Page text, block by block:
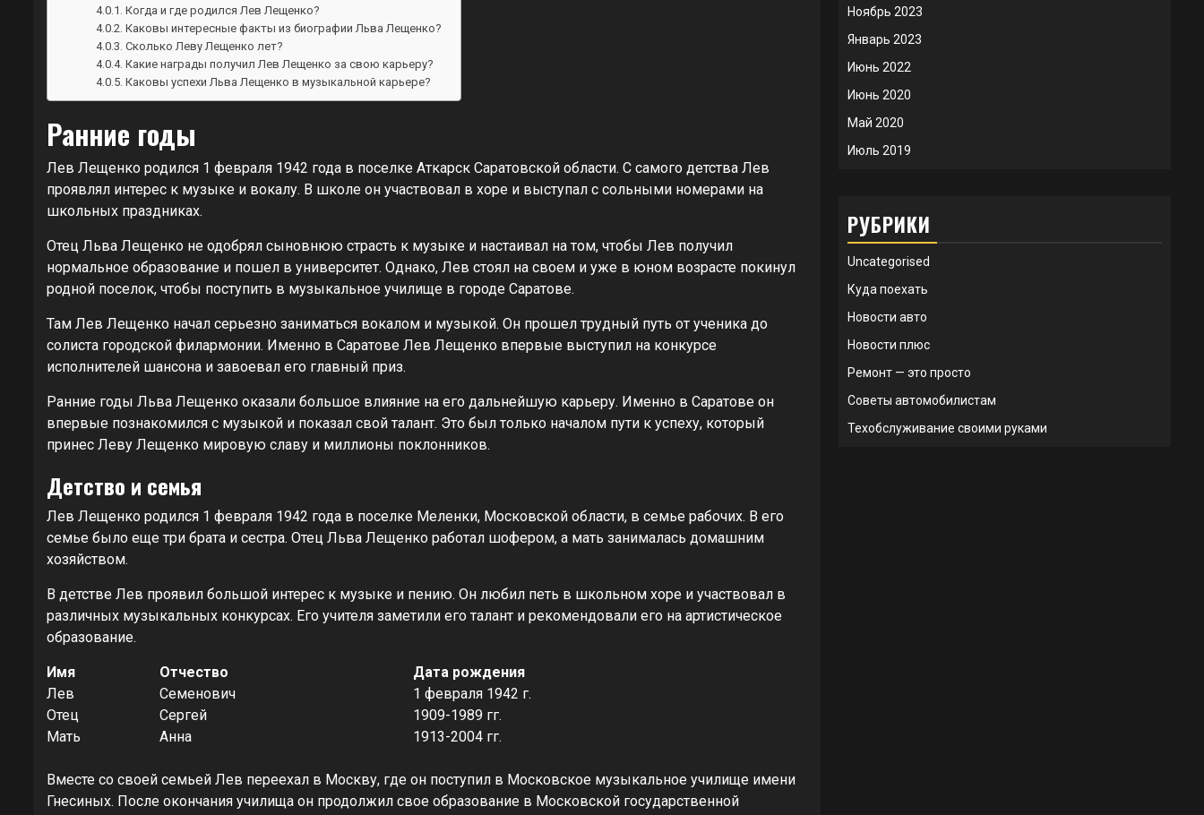
Когда и где родился Лев Лещенко?
Каковы интересные факты из биографии Льва Лещенко?
Сколько Леву Лещенко лет?
Какие награды получил Лев Лещенко за свою карьеру?
Каковы успехи Льва Лещенко в музыкальной карьере?
Ранние годы
Лев Лещенко родился 1 февраля 1942 года в поселке Аткарск Саратовской области. С самого детства Лев
проявлял интерес к музыке и вокалу. В школе он участвовал в хоре и выступал с сольными номерами на
школьных праздниках.
Отец Льва Лещенко не одобрял сыновнюю страсть к музыке и настаивал на том, чтобы Лев получил
нормальное образование и пошел в университет. Однако, Лев стоял на своем и уже в юном возрасте покинул
родной поселок, чтобы поступить в музыкальное училище в городе Саратове.
Там Лев Лещенко начал серьезно заниматься вокалом и музыкой. Он прошел трудный путь от ученика до
солиста городской филармонии. Именно в Саратове Лев Лещенко впервые выступил на конкурсе
исполнителей шансона и завоевал его главный приз.
Ранние годы Льва Лещенко оказали большое влияние на его дальнейшую карьеру. Именно в Саратове он
впервые познакомился с музыкой и показал свой талант. Это был только началом пути к успеху, который
принес Леву Лещенко мировую славу и миллионы поклонников.
Детство и семья
Лев Лещенко родился 1 февраля 1942 года в поселке Меленки, Московской области, в семье рабочих. В его
семье было еще три брата и сестра. Отец Льва Лещенко работал шофером, а мать занималась домашним
хозяйством.
В детстве Лев проявил большой интерес к музыке и пению. Он любил петь в школьном хоре и участвовал в
различных музыкальных конкурсах. Его учителя заметили его талант и рекомендовали его на артистическое
образование.
Имя Отчество
Дата рождения
Лев
Семенович
1 февраля 1942 г.
Отец
Сергей
1909-1989 гг.
Мать
Анна 1913-2004 гг.
Вместе со своей семьей Лев переехал в Москву, где он поступил в Московское музыкальное училище имени
Гнесиных. После окончания училища он продолжил свое образование в Московской государственной
Ноябрь 2023
Январь 2023
Июнь 2022
Июнь 2020
Май 2020
Июль 2019
РУБРИКИ
Uncategorised
Куда поехать
Новости авто
Новости плюс
Ремонт — это просто
Советы автомобилистам
Техобслуживание своими руками